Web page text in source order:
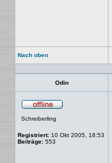
Nach oben
Odin
Schreiberling
Registriert: 10 Okt 2005, 18:53
Beiträge: 553